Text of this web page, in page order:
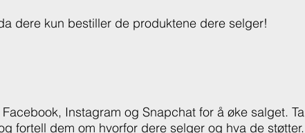
dere kun bestiller de produktene dere selger!
Instagram og Snapchat for å øke salget. Ta
fortell dem om hvorfor dere selger og hva de støtter.